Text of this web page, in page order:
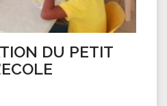
DU PETIT